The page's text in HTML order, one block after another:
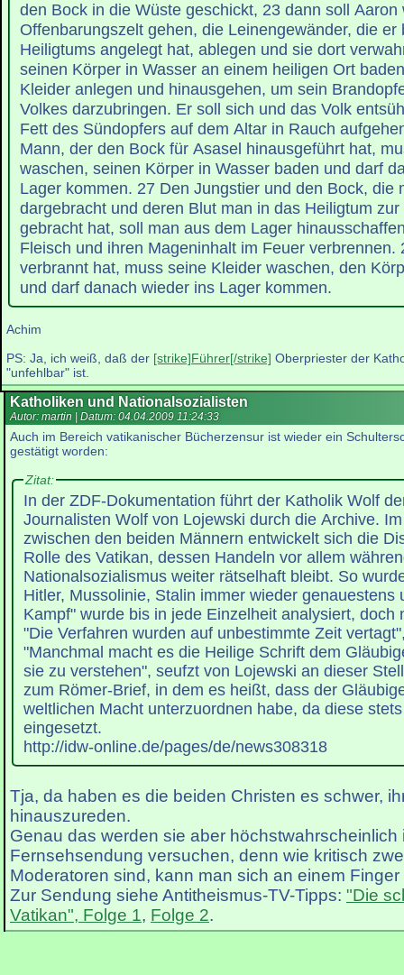
den Bock in die Wüste geschickt, 23 dann soll Aaron
Offenbarungszelt gehen, die Leinengewänder, die er
Heiligtums angelegt hat, ablegen und sie dort
seinen Körper in Wasser an einem heiligen Ort
Kleider anlegen und hinausgehen, um sein
Volkes darzubringen. Er soll sich und das Volk
Fett des Sündopfers auf dem Altar in Rauch
Mann, der den Bock für Asasel hinausgeführt hat,
waschen, seinen Körper in Wasser baden und darf
Lager kommen. 27 Den Jungstier und den Bock, die
dargebracht und deren Blut man in das Heiligtum
gebracht hat, soll man aus dem Lager
Fleisch und ihren Mageninhalt im Feuer verbrennen.
verbrannt hat, muss seine Kleider waschen, den
und darf danach wieder ins Lager kommen.
Achim
PS: Ja, ich weiß, daß der [strike]Führer[/strike] Oberpriester der
"unfehlbar" ist.
Katholiken und Nationalsozialisten
Autor: martin | Datum: 04.04.2009 11:24:33
Auch im Bereich vatikanischer Bücherzensur ist wieder ein
gestätigt worden:
Zitat:
In der ZDF-Dokumentation führt der Katholik Wolf
Journalisten Wolf von Lojewski durch die Archive.
zwischen den beiden Männern entwickelt sich die
Rolle des Vatikan, dessen Handeln vor allem
Nationalsozialismus weiter rätselhaft bleibt. So
Hitler, Mussolinie, Stalin immer wieder genauestens
Kampf" wurde bis in jede Einzelheit analysiert, doch
"Die Verfahren wurden auf unbestimmte Zeit
"Manchmal macht es die Heilige Schrift dem
sie zu verstehen", seufzt von Lojewski an dieser
zum Römer-Brief, in dem es heißt, dass der
weltlichen Macht unterzuordnen habe, da diese
eingesetzt.
http://idw-online.de/pages/de/news308318
Tja, da haben es die beiden Christen es schwer,
hinauszureden.
Genau das werden sie aber
Fernsehsendung versuchen, denn wie kritisch
Moderatoren sind, kann man sich an einem
Zur Sendung siehe Antitheismus-TV-Tipps: "Die
Vatikan", Folge 1, Folge 2.